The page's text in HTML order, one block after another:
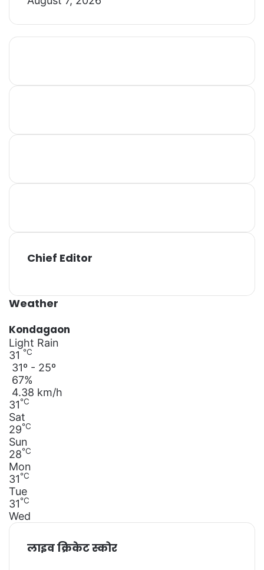
Chief Editor
Weather
Kondagaon
Light Rain
31 ℃
31º - 25º
67%
4.38 km/h
31℃
Sat
29℃
Sun
28℃
Mon
31℃
Tue
31℃
Wed
लाइव क्रिकेट स्कोर